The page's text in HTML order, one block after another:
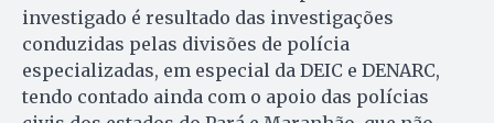
investigado é resultado das investigações
conduzidas pelas divisões de polícia
especializadas, em especial da DEIC e DENARC,
tendo contado ainda com o apoio das polícias